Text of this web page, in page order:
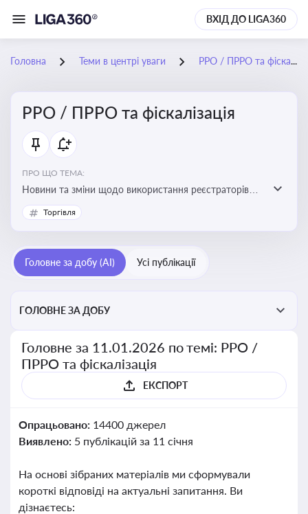
ВХІД ДО LIGA360
Головна Теми в центрі уваги РРО / ПРРО та фіскалізація
РРО / ПРРО та фіскалізація
ПРО ЩО ТЕМА:
Новини та зміни щодо використання реєстраторів
розрахункових операцій, аналіз законодавства про
РРО, позиції ДПС та судів щодо РРО
Торгівля
Головне за добу (AI) Усі публікації
ГОЛОВНЕ ЗА ДОБУ
Головне за 11.01.2026 по темі: РРО /
ПРРО та фіскалізація
ЕКСПОРТ
Опрацьовано: 14400 джерел
Виявлено: 5 публікацій за 11 січня
На основі зібраних матеріалів ми сформували
короткі відповіді на актуальні запитання. Ви
дізнаєтесь: